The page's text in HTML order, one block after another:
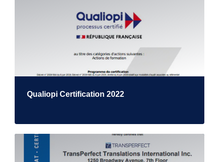
Qualiopi Certification 2022